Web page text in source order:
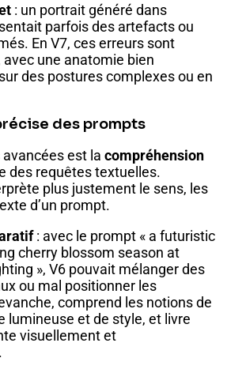
: un portrait généré dans
parfois des artefacts ou
En V7, ces erreurs sont
une anatomie bien
des postures complexes ou en
des prompts
avancées est la compréhension
des requêtes textuelles.
plus justement le sens, les
d’un prompt.
: avec le prompt « a futuristic
cherry blossom season at
», V6 pouvait mélanger des
ou mal positionner les
comprend les notions de
lumineuse et de style, et livre
visuellement et